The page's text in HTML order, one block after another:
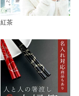
紅茶